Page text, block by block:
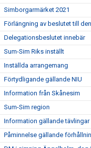
Simborgarmärket 2021
Förlängning av beslutet till
Delegationsbeslutet innebär
Sum-Sim Riks inställt
Inställda arrangemang
Förtydligande gällande NIU
Information från Skånesim
Sum-Sim region
Information gällande tävlingar
Påminnelse gällande